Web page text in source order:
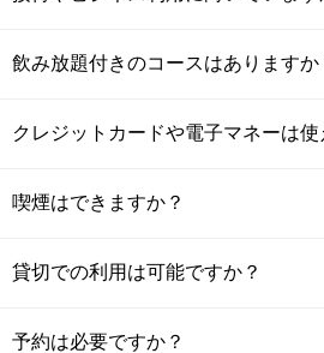
飲み放題付きのコースはありますか
クレジットカードや電子マネーは使
喫煙はできますか？
貸切での利用は可能ですか？
予約は必要ですか？